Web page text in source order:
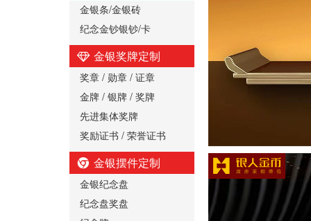
金银条/金银砖
纪念金钞银钞/卡
金银奖牌定制
奖章 / 勋章 / 证章
金牌 / 银牌 / 奖牌
先进集体奖牌
奖励证书 / 荣誉证书
金银摆件定制
金银纪念盘
纪念盘奖盘